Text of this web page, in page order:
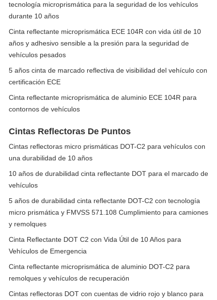
tecnología microprismática para la seguridad de los vehículos
durante 10 años
Cinta reflectante microprismática ECE 104R con vida útil de 10
años y adhesivo sensible a la presión para la seguridad de
vehículos pesados
5 años cinta de marcado reflectiva de visibilidad del vehículo con
certificación ECE
Cinta reflectante microprismática de aluminio ECE 104R para
contornos de vehículos
Cintas Reflectoras De Puntos
Cintas reflectoras micro prismáticas DOT-C2 para vehículos con
una durabilidad de 10 años
10 años de durabilidad cinta reflectante DOT para el marcado de
vehículos
5 años de durabilidad cinta reflectante DOT-C2 con tecnología
micro prismática y FMVSS 571.108 Cumplimiento para camiones
y remolques
Cinta Reflectante DOT C2 con Vida Útil de 10 Años para
Vehículos de Emergencia
Cinta reflectante microprismática de aluminio DOT-C2 para
remolques y vehículos de recuperación
Cintas reflectoras DOT con cuentas de vidrio rojo y blanco para